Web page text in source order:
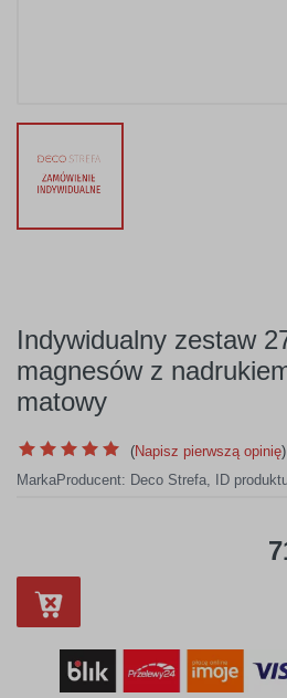
Indywidualny zestaw
magnesów z
matowy
(Napisz pierwszą opinię)
MarkaProducent: Deco Strefa, ID